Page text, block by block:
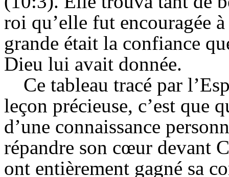
roi qu’elle fut encouragée
grande était la confiance
Dieu lui avait donnée.
Ce tableau tracé par
leçon précieuse, c’est que
d’une connaissance
répandre son cœur devant
ont entièrement gagné sa